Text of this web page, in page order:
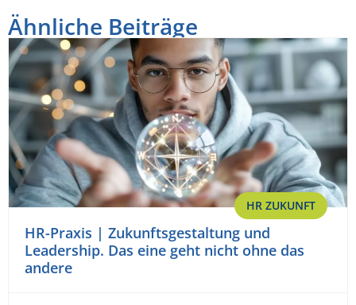
Ähnliche Beiträge
HR ZUKUNFT
HR-Praxis | Zukunftsgestaltung und
Leadership. Das eine geht nicht ohne das
andere